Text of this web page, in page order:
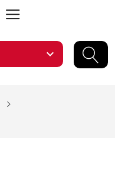
expand_more